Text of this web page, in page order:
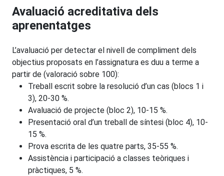
Avaluació acreditativa dels
aprenentatges
L’avaluació per detectar el nivell de compliment dels
objectius proposats en l’assignatura es duu a terme a
partir de (valoració sobre 100):
Treball escrit sobre la resolució d’un cas (blocs 1 i
3), 20-30 %.
Avaluació de projecte (bloc 2), 10-15 %.
Presentació oral d’un treball de síntesi (bloc 4), 10-
15 %.
Prova escrita de les quatre parts, 35-55 %.
Assistència i participació a classes teòriques i
pràctiques, 5 %.